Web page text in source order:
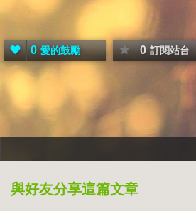
0 愛的鼓勵 0 訂閱站台
與好友分享這篇文章